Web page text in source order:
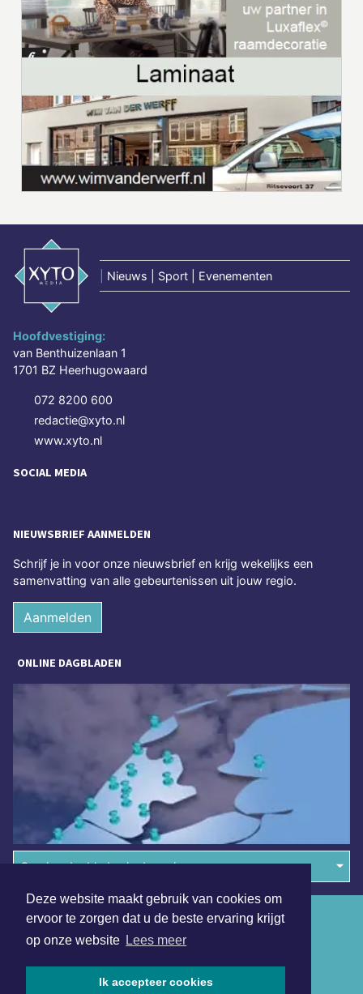
Deze website maakt gebruik van cookies om
ervoor te zorgen dat u de beste ervaring krijgt
op onze website Lees meer
Ik accepteer cookies
Nieuws | Sport | Evenementen
Hoofdvestiging:
van Benthuizenlaan 1
1701 BZ Heerhugowaard
072 8200 600
redactie@xyto.nl
www.xyto.nl
SOCIAL MEDIA
NIEUWSBRIEF AANMELDEN
Schrijf je in voor onze nieuwsbrief en krijg wekelijks een
samenvatting van alle gebeurtenissen uit jouw regio.
Aanmelden
ONLINE DAGBLADEN
Overige dagbladen in de regio
Algemene voorwaarden
Disclaimer